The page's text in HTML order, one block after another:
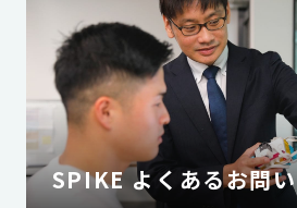
SPIKE よくあるお問